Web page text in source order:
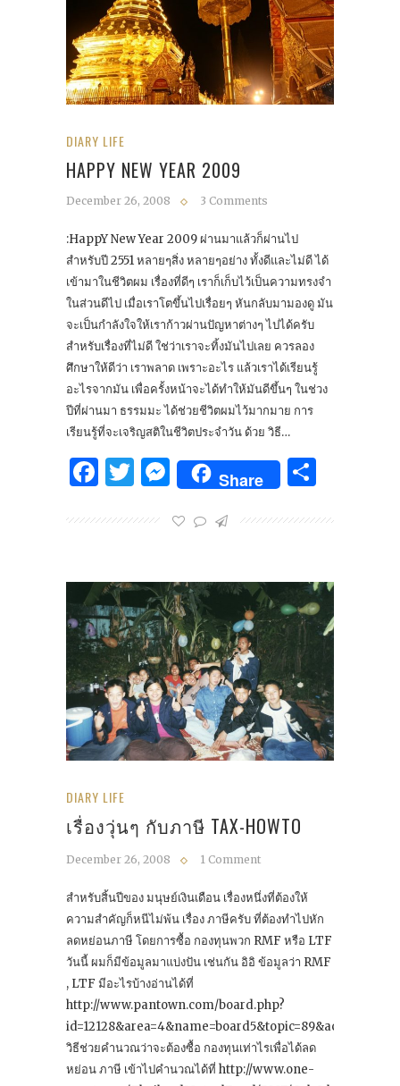
DIARY LIFE
HAPPY NEW YEAR 2009
December 26, 2008 3 Comments
:HappY New Year 2009 ผ่านมาแล้วก็ผ่านไป
สำหรับปี 2551 หลายๆสิ่ง หลายๆอย่าง ทั้งดีและไม่ดี ได้
เข้ามาในชีวิตผม เรื่องที่ดีๆ เราก็เก็บไว้เป็นความทรงจำ
ในส่วนดีไป เมื่อเราโตขึ้นไปเรื่อยๆ หันกลับมามองดู มัน
จะเป็นกำลังใจให้เราก้าวผ่านปัญหาต่างๆ ไปได้ครับ
สำหรับเรื่องที่ไม่ดี ใช่ว่าเราจะทิ้งมันไปเลย ควรลอง
ศึกษาให้ดีว่า เราพลาด เพราะอะไร แล้วเราได้เรียนรู้
อะไรจากมัน เพื่อครั้งหน้าจะได้ทำให้มันดีขึ้นๆ ในช่วง
ปีที่ผ่านมา ธรรมมะ ได้ช่วยชีวิตผมไว้มากมาย การ
เรียนรู้ที่จะเจริญสติในชีวิตประจำวัน ด้วย วิธี…
Facebook
Twitter
Messenger
Share
DIARY LIFE
เรื่องวุ่นๆ กับภาษี TAX-HOWTO
December 26, 2008 1 Comment
สำหรับสิ้นปีของ มนุษย์เงินเดือน เรื่องหนึ่งที่ต้องให้
ความสำคัญก็หนีไม่พ้น เรื่อง ภาษีครับ ที่ต้องทำไปหัก
ลดหย่อนภาษี โดยการซื้อ กองทุนพวก RMF หรือ LTF
วันนี้ ผมก็มีข้อมูลมาแบ่งปัน เช่นกัน อิอิ ข้อมูลว่า RMF
, LTF มีอะไรบ้างอ่านได้ที่
http://www.pantown.com/board.php?
id=12128&area=4&name=board5&topic=89&action=view
วิธีช่วยคำนวณว่าจะต้องซื้อ กองทุนเท่าไรเพื่อได้ลด
หย่อน ภาษี เข้าไปคำนวณได้ที่ http://www.one-